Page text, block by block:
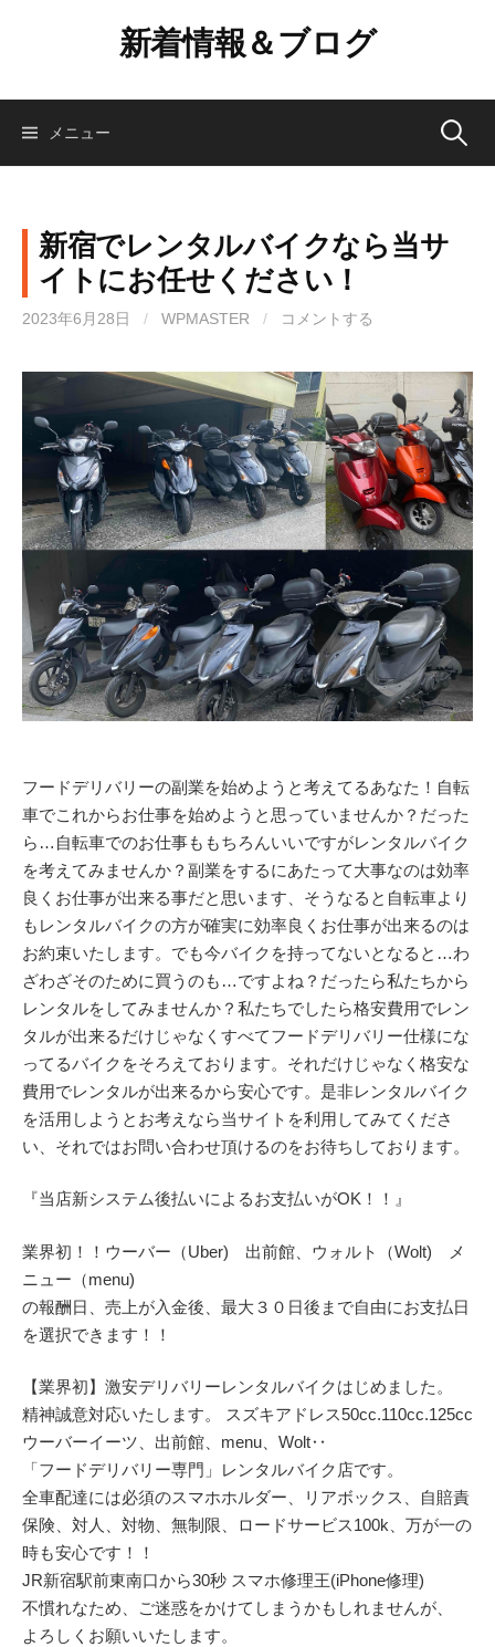
ン
新着情報＆ブログ
メニュー 検
新宿でレンタルバイクなら当サ
イトにお任せください！
2023年6月28日 / WPMASTER / コメントする
フードデリバリーの副業を始めようと考えてるあなた！自転
車でこれからお仕事を始めようと思っていませんか？だった
ら…自転車でのお仕事ももちろんいいですがレンタルバイク
を考えてみませんか？副業をするにあたって大事なのは効率
良くお仕事が出来る事だと思います、そうなると自転車より
もレンタルバイクの方が確実に効率良くお仕事が出来るのは
お約束いたします。でも今バイクを持ってないとなると…わ
ざわざそのために買うのも…ですよね？だったら私たちから
レンタルをしてみませんか？私たちでしたら格安費用でレン
タルが出来るだけじゃなくすべてフードデリバリー仕様にな
ってるバイクをそろえております。それだけじゃなく格安な
費用でレンタルが出来るから安心です。是非レンタルバイク
を活用しようとお考えなら当サイトを利用してみてくださ
い、それではお問い合わせ頂けるのをお待ちしております。
『当店新システム後払いによるお支払いがOK！！』
業界初！！ウーバー（Uber) 出前館、ウォルト（Wolt) メ
ニュー（menu)
の報酬日、売上が入金後、最大３０日後まで自由にお支払日
を選択できます！！
【業界初】激安デリバリーレンタルバイクはじめました。
精神誠意対応いたします。 スズキアドレス50cc.110cc.125cc
ウーバーイーツ、出前館、menu、Wolt‥
「フードデリバリー専門」レンタルバイク店です。
全車配達には必須のスマホホルダー、リアボックス、自賠責
保険、対人、対物、無制限、ロードサービス100k、万が一の
時も安心です！！
JR新宿駅前東南口から30秒 スマホ修理王(iPhone修理)
不慣れなため、ご迷惑をかけてしまうかもしれませんが、
よろしくお願いいたします。